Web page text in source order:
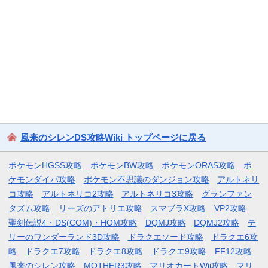
風来のシレンDS攻略Wiki トップページに戻る
ポケモンHGSS攻略 ポケモンBW攻略 ポケモンORAS攻略
ポ
ケモンダイパ攻略
ポケモン不思議のダンジョン攻略
アルトネリ
コ攻略
アルトネリコ2攻略 アルトネリコ3攻略
グランファン
タズム攻略
リーズのアトリエ攻略 スマブラX攻略
VP2攻略
聖剣伝説4・DS(COM)・HOM攻略
DQMJ攻略 DQMJ2攻略
テ
リーのワンダーランド3D攻略
ドラクエソード攻略
ドラクエ6攻
略
ドラクエ7攻略 ドラクエ8攻略 ドラクエ9攻略
FF12攻略
風来のシレン攻略
MOTHER3攻略 マリオカートWii攻略 マリ